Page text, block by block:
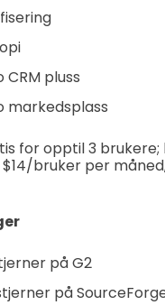
CRM pluss
markedsplass
for opptil 3
bruker per
på G2
på